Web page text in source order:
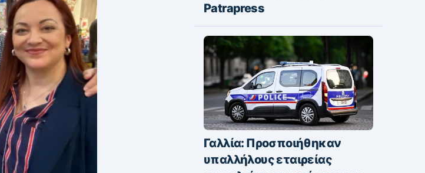
Patrapress
Γαλλία: Προσποιήθηκαν
υπαλλήλους εταιρείας